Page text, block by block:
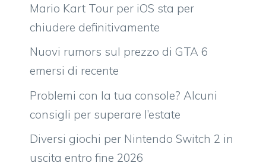
Mario Kart Tour per iOS sta per
chiudere definitivamente
Nuovi rumors sul prezzo di GTA 6
emersi di recente
Problemi con la tua console? Alcuni
consigli per superare l’estate
Diversi giochi per Nintendo Switch 2 in
uscita entro fine 2026